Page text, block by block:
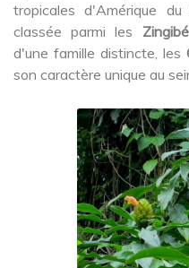
tropicales d'Amérique
classée parmi les
d'une famille distincte, les
son caractère unique au